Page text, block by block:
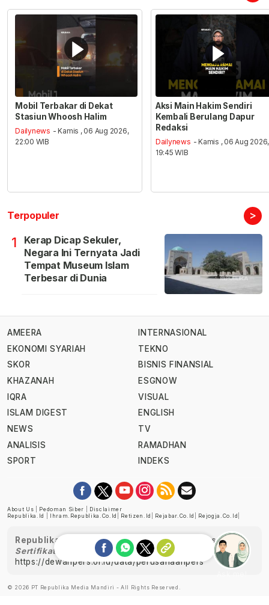
Mobil Terbakar di Dekat
Stasiun Whoosh Halim
Dailynews - Kamis , 06 Aug 2026,
22:00 WIB
Aksi Main Hakim Sendiri
Kembali Berulang Dapur
Redaksi
Dailynews - Kamis , 06 Aug 2026,
19:45 WIB
Terpopuler >
1
Kerap Dicap Sekuler,
Negara Ini Ternyata Jadi
Tempat Museum Islam
Terbesar di Dunia
AMEERA
EKONOMI SYARIAH
SKOR
KHAZANAH
IQRA
ISLAM DIGEST
NEWS
ANALISIS
SPORT
INTERNASIONAL
TEKNO
BISNIS FINANSIAL
ESGNOW
VISUAL
ENGLISH
TV
RAMADHAN
INDEKS
About Us Pedoman Siber
Disclaimer
Republika.id
Ihram.republika.co.id Retizen.id Rejabar.co.id Rejogja.co.id
Republika telah diverifikasi oleh Dewan Pers
Sertifikat Nomor 1058/DP-Verifikasi/K/XII/2022
https://dewanpers.or.id/data/perusahaanpers
© 2026 PT Republika Media Mandiri - All Rights Reserved.